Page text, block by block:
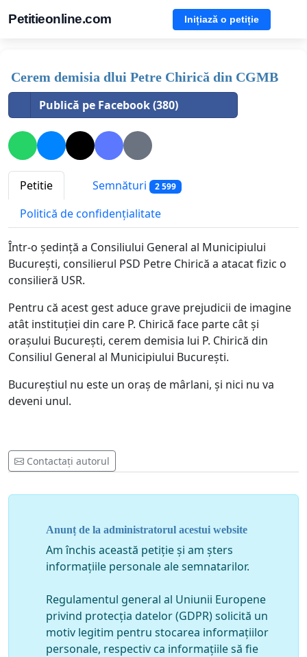
Petitieonline.com Inițiază o petiție
Cerem demisia dlui Petre Chirică din CGMB
Publică pe Facebook (380)
Petitie Semnături 2 599
Politică de confidențialitate
Într-o ședință a Consiliului General al Municipiului
București, consilierul PSD Petre Chirică a atacat fizic o
consilieră USR.
Pentru că acest gest aduce grave prejudicii de imagine
atât instituției din care P. Chirică face parte cât și
orașului București, cerem demisia lui P. Chirică din
Consiliul General al Municipiului București.
Bucureștiul nu este un oraș de mârlani, și nici nu va
deveni unul.
Contactați autorul
Anunț de la administratorul acestui website
Am închis această petiție și am șters
informațiile personale ale semnatarilor.
Regulamentul general al Uniunii Europene
privind protecția datelor (GDPR) solicită un
motiv legitim pentru stocarea informațiilor
personale, respectiv ca informațiile să fie